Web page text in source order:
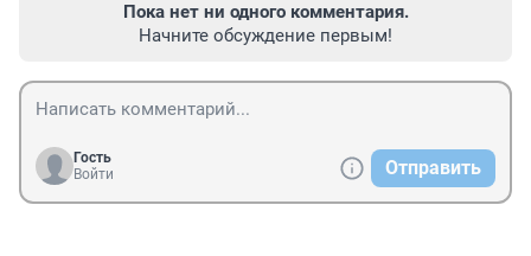
Пока нет ни одного комментария.
Начните обсуждение первым!
Гость
Войти
Отправить